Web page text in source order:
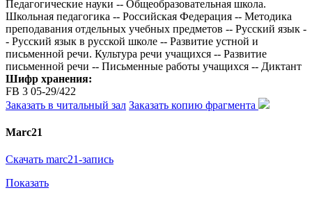
Педагогические науки -- Общеобразовательная школа.
Школьная педагогика -- Российская Федерация -- Методика
преподавания отдельных учебных предметов -- Русский язык -
- Русский язык в русской школе -- Развитие устной и
письменной речи. Культура речи учащихся -- Развитие
письменной речи -- Письменные работы учащихся -- Диктант
Шифр хранения:
FB 3 05-29/422
Заказать в читальный зал Заказать копию фрагмента
Marc21
Скачать marc21-запись
Показать